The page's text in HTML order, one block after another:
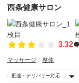
西条健康サロン
3.32
マッサージ 整体
配達・デリバリー対応